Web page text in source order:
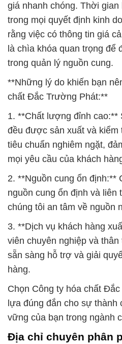
giá nhanh chóng. Thời
trong mọi quyết định kinh
rằng việc có thông tin giá
là chìa khóa quan trọng để
trong quản lý nguồn cung.
**Những lý do khiến bạn
chất Đắc Trường Phát:**
1. **Chất lượng đỉnh cao:**
đều được sản xuất và
tiêu chuẩn nghiêm ngặt,
mọi yêu cầu của khách
2. **Nguồn cung ổn định:**
nguồn cung ổn định và liên
chúng tôi an tâm về nguồn
3. **Dịch vụ khách hàng
viên chuyên nghiệp và
sẵn sàng hỗ trợ và giải
hàng.
Chọn Công ty hóa chất
lựa đúng đắn cho sự thành
vững của bạn trong ngành
Địa chỉ chuyên phân